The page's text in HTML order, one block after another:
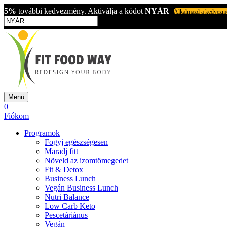
5% további kedvezmény. Aktiválja a kódot NYÁR Alkalmazd a
Menü
0
Fiókom
Programok
Fogyj egészségesen
Maradj fitt
Növeld az izomtömegedet
Fit & Detox
Business Lunch
Vegán Business Lunch
Nutri Balance
Low Carb Keto
Pescetáriánus
Vegán